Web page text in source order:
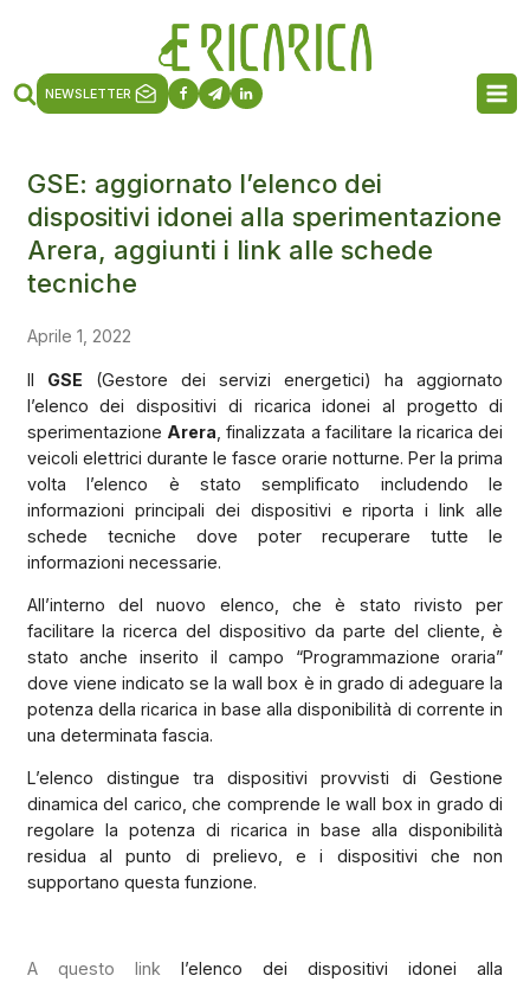
NEWSLETTER
GSE: aggiornato l’elenco dei
dispositivi idonei alla sperimentazione
Arera, aggiunti i link alle schede
tecniche
Aprile 1, 2022
Il GSE (Gestore dei servizi energetici) ha aggiornato
l’elenco dei dispositivi di ricarica idonei al progetto di
sperimentazione Arera , finalizzata a facilitare la ricarica dei
veicoli elettrici durante le fasce orarie notturne. Per la prima
volta l’elenco è stato semplificato includendo le
informazioni principali dei dispositivi e riporta i link alle
schede tecniche dove poter recuperare tutte le
informazioni necessarie.
All’interno del nuovo elenco, che è stato rivisto per
facilitare la ricerca del dispositivo da parte del cliente, è
stato anche inserito il campo “Programmazione oraria”
dove viene indicato se la wall box è in grado di adeguare la
potenza della ricarica in base alla disponibilità di corrente in
una determinata fascia.
L’elenco distingue tra dispositivi provvisti di Gestione
dinamica del carico, che comprende le wall box in grado di
regolare la potenza di ricarica in base alla disponibilità
residua al punto di prelievo, e i dispositivi che non
supportano questa funzione.
A questo link l’elenco dei dispositivi idonei alla